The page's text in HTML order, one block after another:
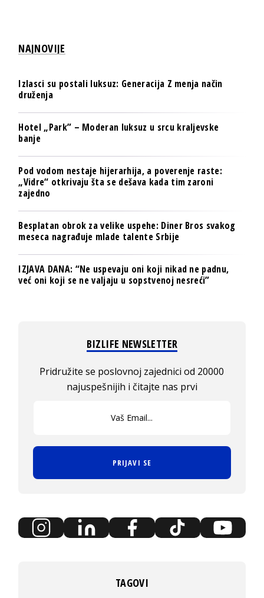
NAJNOVIJE
Izlasci su postali luksuz: Generacija Z menja način
druženja
Hotel „Park” – Moderan luksuz u srcu kraljevske
banje
Pod vodom nestaje hijerarhija, a poverenje raste:
„Vidre“ otkrivaju šta se dešava kada tim zaroni
zajedno
Besplatan obrok za velike uspehe: Diner Bros svakog
meseca nagrađuje mlade talente Srbije
IZJAVA DANA: “Ne uspevaju oni koji nikad ne padnu,
već oni koji se ne valjaju u sopstvenoj nesreći”
BIZLIFE NEWSLETTER
Pridružite se poslovnoj zajednici od 20000
najuspešnijih i čitajte nas prvi
PRIJAVI SE
TAGOVI